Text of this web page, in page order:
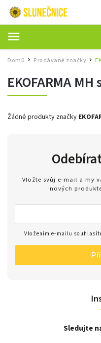
Domů / Prodávané značky /
EKOFARMA MH
Žádné produkty značky
Sledujte
Vložte svůj e-mail a my
nových
Vložením e-mailu